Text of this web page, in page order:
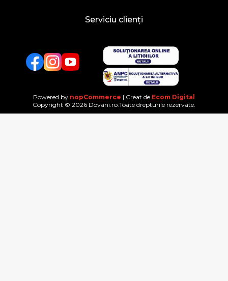
Serviciu clienți
FacebookTwitterYouTube
Powered by nopCommerce | Creat de Ecom Digital
Copyright © 2026 Dovani.ro.Toate drepturile rezervate.